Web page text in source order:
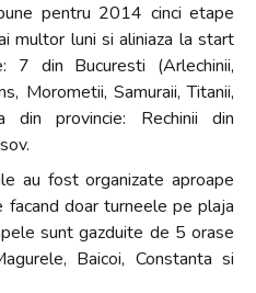
pentru 2014 cinci etape
multor luni si aliniaza la start
7 din Bucuresti (Arlechinii,
Morometii, Samuraii, Titanii,
din provincie: Rechinii din
au fost organizate aproape
facand doar turneele pe plaja
sunt gazduite de 5 orase
Baicoi, Constanta si